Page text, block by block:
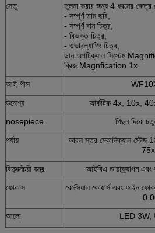
সেতু
তুলনা করার জন্য 4 ধরনের ক্ষেত্র
- সম্পূর্ণ ডান ছবি,
- সম্পূর্ণ বাম চিত্র,
- বিভক্ত চিত্র,
- ওভারল্যাপিং চিত্র,
ডান অপটিক্যাল সিস্টেম
ব্রিজ Magnfication 1x
আই-পীস
উদ্দেশ্য
আর্কটিক 4x, 10x,
nosepiece
পিছন দিকে
পর্যায়
ডাবল স্তর মেকানিক্যাল স্টেজ
বিদ্যুত্সঁচয়ী যন্ত্র
আইবিএ ডায়াফ্র্যাগম
ফোকাস
কোক্সিয়াল কোয়ার্স এবং ফাইন
আলো
LED 3W,